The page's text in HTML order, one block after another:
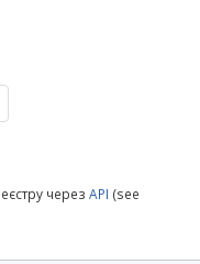
через API (see